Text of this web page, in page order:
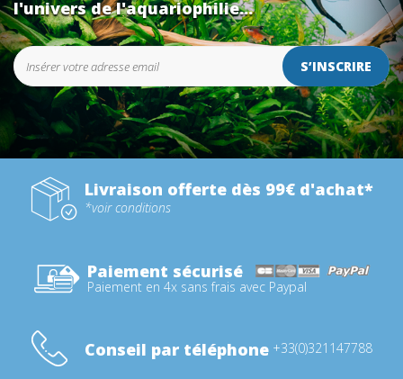
l'univers de l'aquariophilie...
S’INSCRIRE
Livraison offerte dès 99€ d'achat*
*voir conditions
Paiement sécurisé
Paiement en 4x sans frais avec Paypal
Conseil par téléphone +33(0)321147788